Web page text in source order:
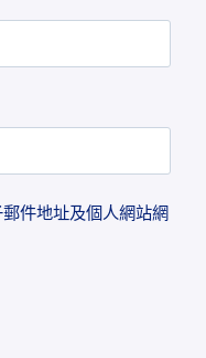
件地址及個人網站網